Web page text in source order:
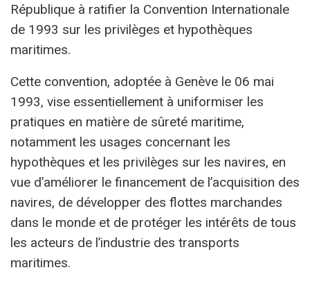
République à ratifier la Convention Internationale
de 1993 sur les privilèges et hypothèques
maritimes.
Cette convention, adoptée à Genève le 06 mai
1993, vise essentiellement à uniformiser les
pratiques en matière de sûreté maritime,
notamment les usages concernant les
hypothèques et les privilèges sur les navires, en
vue d’améliorer le financement de l’acquisition des
navires, de développer des flottes marchandes
dans le monde et de protéger les intérêts de tous
les acteurs de l’industrie des transports
maritimes.